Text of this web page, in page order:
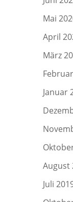
Mai
April
März
Januar
August
Juli